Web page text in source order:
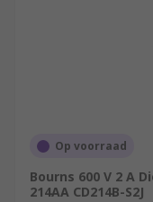
Op voorraad
Bourns 600 V 2 A
214AA CD214B-S2J